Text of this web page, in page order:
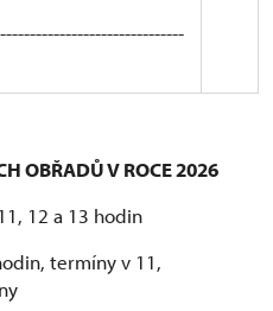
zámku
strany uzavřou
této příležitosti uhradí
do pokladny
OBŘADŮ V ROCE 2026
12 a 13 hodin
termíny v 11,